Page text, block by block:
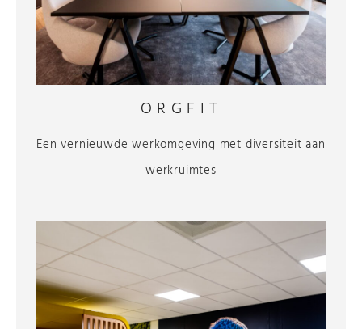
ORGFIT
Een vernieuwde werkomgeving met diversiteit aan
werkruimtes